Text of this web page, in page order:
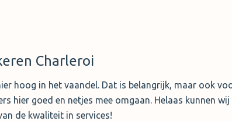
Charleroi
hoog in het vaandel. Dat is belangrijk, maar ook
hier goed en netjes mee omgaan. Helaas kunnen
de kwaliteit in services!